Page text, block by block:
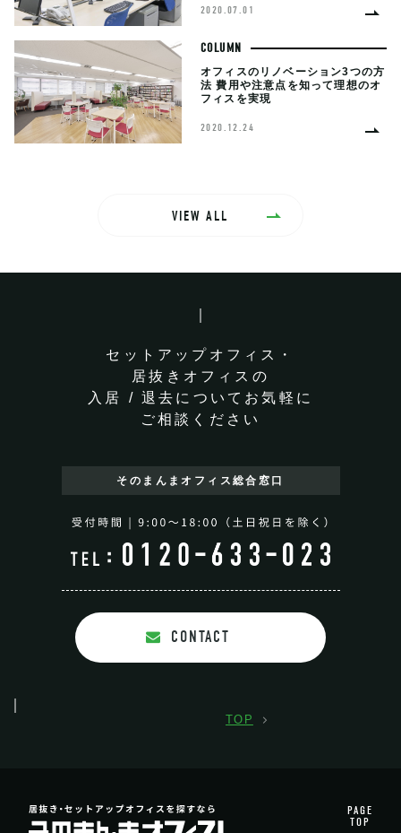
2020.07.01
COLUMN
オフィスのリノベーション3つの方
法 費用や注意点を知って理想のオ
フィスを実現
2020.12.24
VIEW ALL
セットアップオフィス・
居抜きオフィスの
入居 / 退去についてお気軽に
ご相談ください
そのまんまオフィス 総合窓口
CONTACT
TOP
PAGE
TOP